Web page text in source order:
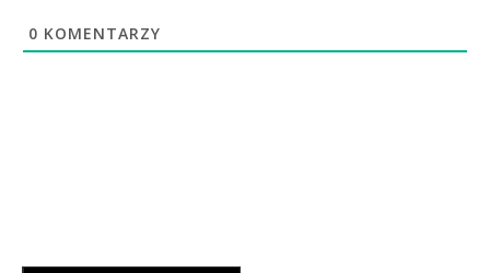
0 KOMENTARZY